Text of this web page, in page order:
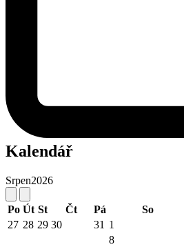
Kalendář
Srpen2026
Po Út St Čt Pá So
27 28 29 30 31 1
8